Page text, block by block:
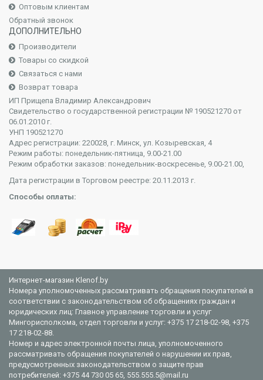
Оптовым клиентам
Обратный звонок
ДОПОЛНИТЕЛЬНО
Производители
Товары со скидкой
Связаться с нами
Возврат товара
ИП Прищепа Владимир Александрович
Свидетельство о государственной регистрации № 190521270 от
06.01.2010 г.
УНП 190521270
Адрес регистрации: 220028, г. Минск, ул. Козыревская, 4
Режим работы: понедельник-пятница, 9.00-21.00
Режим обработки заказов: понедельник-воскресенье, 9.00-21.00,
Дата регистрации в Торговом реестре: 20.11.2013 г.
Способы оплаты:
Интернет-магазин Klenof.by
Номера уполномоченных рассматривать обращения покупателей в
соответствии с законодательством об обращениях граждан и
юридических лиц: Главное управление торговли и услуг
Мингорисполкома, отдел торговли и услуг: +375 17 218-02-98, +375
17 218-02-88.
Номер и адрес электронной почты лица, уполномоченного
рассматривать обращения покупателей о нарушении их прав,
предусмотренных законодательством о защите прав
потребителей: +375 44 730 05 65, 555.555.5@mail.ru